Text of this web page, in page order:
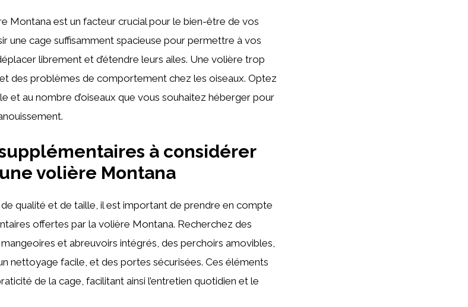
Montana est un facteur crucial pour le bien-être de vos
une cage suffisamment spacieuse pour permettre à vos
librement et d’étendre leurs ailes. Une volière trop
des problèmes de comportement chez les oiseaux. Optez
et au nombre d’oiseaux que vous souhaitez héberger pour
à considérer
volière Montana
qualité et de taille, il est important de prendre en compte
offertes par la volière Montana. Recherchez des
et abreuvoirs intégrés, des perchoirs amovibles,
nettoyage facile, et des portes sécurisées. Ces éléments
de la cage, facilitant ainsi l’entretien quotidien et le